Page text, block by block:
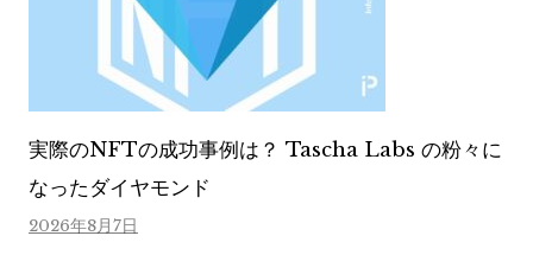
実際のNFTの成功事例は？ Tascha Labs の粉々に
なったダイヤモンド
2026年8月7日